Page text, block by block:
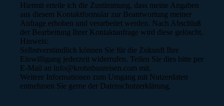
Hiermit erteile ich die Zustimmung, dass meine Angaben
aus diesem Kontaktformular zur Beantwortung meiner
Anfrage erhoben und verarbeitet werden. Nach Abschluß
der Bearbeitung Ihrer Kontaktanfrage wird diese gelöscht.
Hinweis:
Selbstverständlich können Sie für die Zukunft Ihre
Einwilligung jederzeit widerrufen. Teilen Sie dies bitte per
E-Mail an info@krohnbusreisen.com mit.
Weitere Informationen zum Umgang mit Nutzerdaten
entnehmen Sie gerne der Datenschutzerklärung.